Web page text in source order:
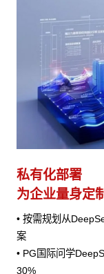
私有化部署
为企业量身定
• 按需规划从
案
• PG国际问学
30%